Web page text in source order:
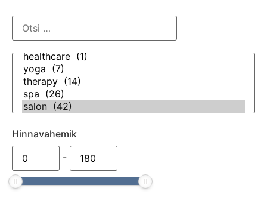
Hinnavahemik
-